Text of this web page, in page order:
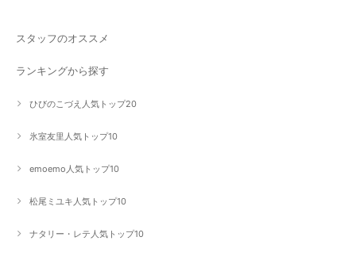
スタッフのオススメ
ランキングから探す
ひびのこづえ人気トップ20
氷室友里人気トップ10
emoemo人気トップ10
松尾ミユキ人気トップ10
ナタリー・レテ人気トップ10